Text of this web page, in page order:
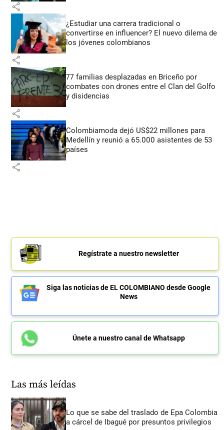
share
¿Estudiar una carrera tradicional o
convertirse en influencer? El nuevo dilema de
los jóvenes colombianos
share
77 familias desplazadas en Briceño por
combates con drones entre el Clan del Golfo
y disidencias
share
Colombiamoda dejó US$22 millones para
Medellín y reunió a 65.000 asistentes de 53
países
share
Regístrate a nuestro newsletter
Siga las noticias de EL COLOMBIANO desde Google
News
Únete a nuestro canal de Whatsapp
Las más leídas
Lo que se sabe del traslado de Epa Colombia
a cárcel de Ibagué por presuntos privilegios